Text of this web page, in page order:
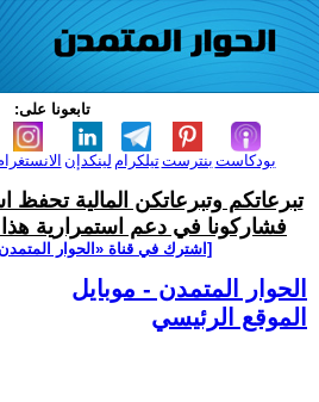
تابعونا على:
لينكدإن تيلكرامبنترست بودكاست
تبرعاتكم وتبرعاتكن المالية تحفظ
فشاركونا في دعم استمرارية هذا
[اشترك في قناة ‫«الحوار
الحوار المتمدن - موبايل
الموقع الرئيسي